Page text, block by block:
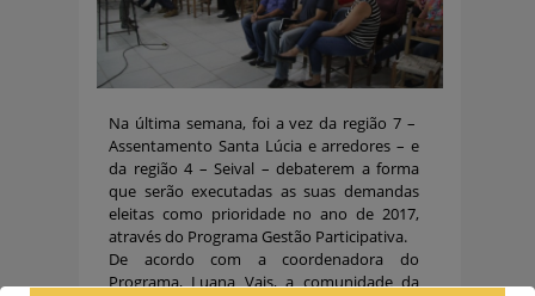
Na última semana, foi a vez da região 7 –
Assentamento Santa Lúcia e arredores – e
da região 4 – Seival – debaterem a forma
que serão executadas as suas demandas
eleitas como prioridade no ano de 2017,
através do Programa Gestão Participativa.
De acordo com a coordenadora do
Programa, Luana Vais, a comunidade da